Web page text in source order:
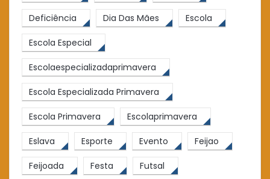
Deficiência Dia Das Mães Escola
Escola Especial
Escolaespecializadaprimavera
Escola Especializada Primavera
Escola Primavera Escolaprimavera
Eslava Esporte Evento Feijao
Feijoada Festa Futsal